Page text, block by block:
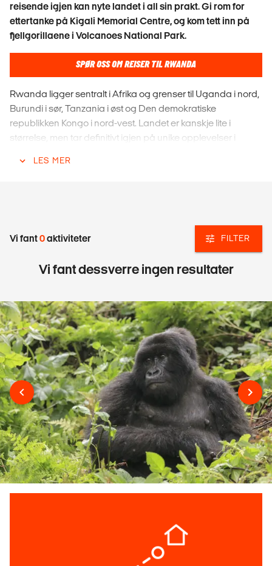
reisende igjen kan nyte landet i all sin prakt. Gi rom for
ettertanke på Kigali Memorial Centre, og kom tett inn på
fjellgorillaene i Volcanoes National Park.
SPØR OSS OM REISER TIL RWANDA
Rwanda ligger sentralt i Afrika og grenser til Uganda i nord,
Burundi i sør, Tanzania i øst og Den demokratiske
republikken Kongo i nord-vest. Landet er kanskje lite i
størrelse, men tar definitivt igjen på unike opplevelser i
den reneste og tryggeste. Apropos ren... Når du pakker
plastposene hjemme. De er nemlig forbudt i landet.
thousand hills". De travle gatene strekker seg over frodige
åser, og blandingen av gammel og ny bebyggelse i alle
høyder og fasonger gir byen en særegen fotogenisk sjarm.
ET MØRKT KAPITTEL I RWANDA'S
HISTORIE
Rwanda er nok reisemålet du i utgangspunktet ikke ønsker
at skal være som på film. Spesielt hvis du har sett "Hotel
Rwanda" (2005), "Sometimes in April" (2004), "A sunday in
Kigali" (2006) eller andre filmer som beskriver det verste året
i Rwandas historie. Ta turen til Kigali Memorial Centre i
hovedstaden for å skru tilbake tiden, og se hva som
ekstraordinære oppreisingen av samfunnet vil bli enda
LES MER
Vi fant0aktiviteter FILTER
Vi fant dessverre ingen resultater